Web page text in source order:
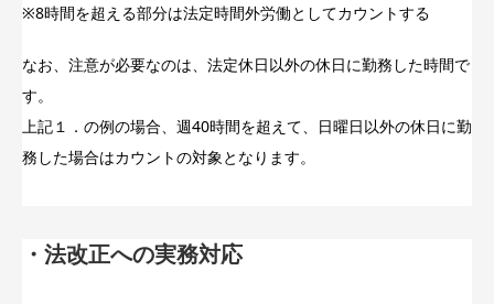
※8時間を超える部分は法定時間外労働としてカウントする
なお、注意が必要なのは、法定休日以外の休日に勤務した時間で
す。
上記１．の例の場合、週40時間を超えて、日曜日以外の休日に勤
務した場合はカウントの対象となります。
・法改正への実務対応